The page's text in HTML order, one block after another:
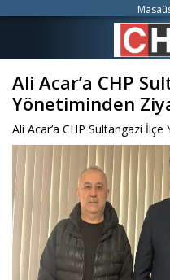
Ali Acar’a CHP
Yönetiminden
Ali Acar’a CHP Sultangazi